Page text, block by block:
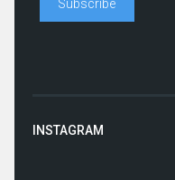
INSTAGRAM